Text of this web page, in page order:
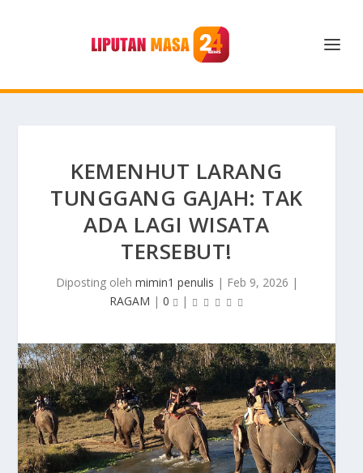
KEMENHUT LARANG
TUNGGANG GAJAH: TAK
ADA LAGI WISATA
TERSEBUT!
Diposting oleh mimin1 penulis | Feb 9, 2026 |
RAGAM | 0 |